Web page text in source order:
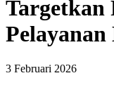
Targetkan
Pelayanan
3 Februari 2026